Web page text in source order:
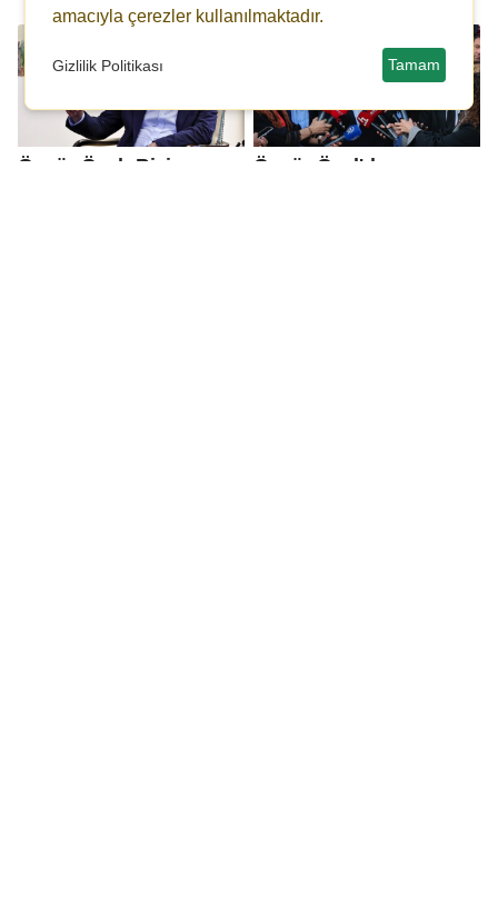
Özgür Özel: Bizi
Özgür Özel'den
amacıyla çerezler kullanılmaktadır.
Gizlilik Politikası Tamam